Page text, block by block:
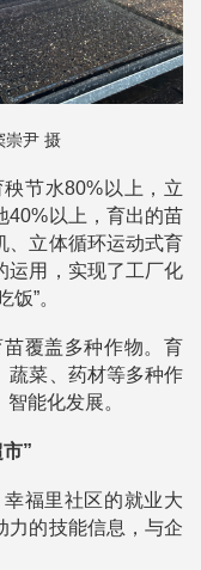
崇尹 摄
节水80%以上，立
40%以上，育出的苗
、立体循环运动式育
运用，实现了工厂化
”。
覆盖多种作物。育
蔬菜、药材等多种作
能化发展。
”
福里社区的就业大
力的技能信息，与企